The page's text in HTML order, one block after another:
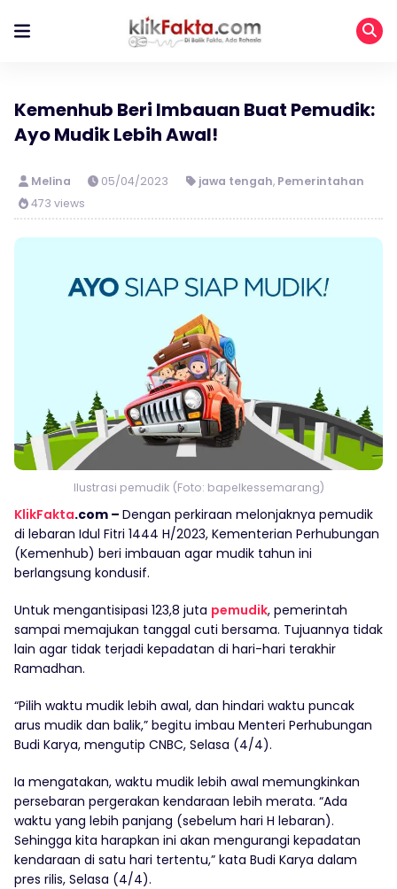
Kemenhub Beri Imbauan Buat Pemudik:
Ayo Mudik Lebih Awal!
Melina 05/04/2023 jawa tengah, Pemerintahan
473 views
Ilustrasi pemudik (Foto: bapelkessemarang)
KlikFakta.com – Dengan perkiraan melonjaknya pemudik
di lebaran Idul Fitri 1444 H/2023, Kementerian Perhubungan
(Kemenhub) beri imbauan agar mudik tahun ini
berlangsung kondusif.
Untuk mengantisipasi 123,8 juta pemudik, pemerintah
sampai memajukan tanggal cuti bersama. Tujuannya tidak
lain agar tidak terjadi kepadatan di hari-hari terakhir
Ramadhan.
“Pilih waktu mudik lebih awal, dan hindari waktu puncak
arus mudik dan balik,” begitu imbau Menteri Perhubungan
Budi Karya, mengutip CNBC, Selasa (4/4).
Ia mengatakan, waktu mudik lebih awal memungkinkan
persebaran pergerakan kendaraan lebih merata. “Ada
waktu yang lebih panjang (sebelum hari H lebaran).
Sehingga kita harapkan ini akan mengurangi kepadatan
kendaraan di satu hari tertentu,” kata Budi Karya dalam
pres rilis, Selasa (4/4).